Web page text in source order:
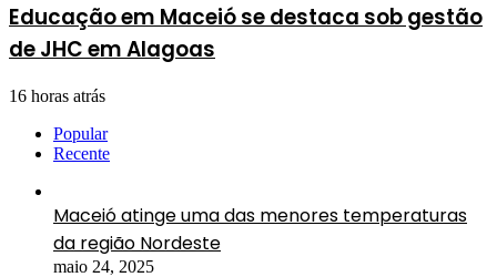
Educação em Maceió se destaca sob gestão
de JHC em Alagoas
16 horas atrás
Popular
Recente
Maceió atinge uma das menores temperaturas
da região Nordeste
maio 24, 2025